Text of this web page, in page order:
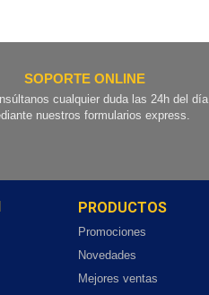
SOPORTE ONLINE
cualquier duda las 24h del día
nuestros formularios express.
PRODUCTOS
Promociones
Novedades
Mejores ventas